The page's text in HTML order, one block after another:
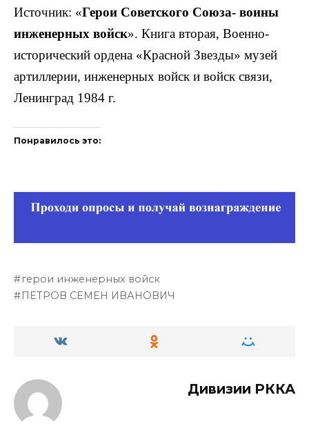
Источник: «Герои Советского Союза- воины
инженер­ных войск». Книга вторая, Военно-
исторический ордена «Красной Звезды» музей
артиллерии, инженерных войск и войск связи,
Ленинград 1984 г.
Понравилось это:
герои инженерных войск
ПЕТРОВ СЕМЕН ИВАНОВИЧ
Дивизии РККА